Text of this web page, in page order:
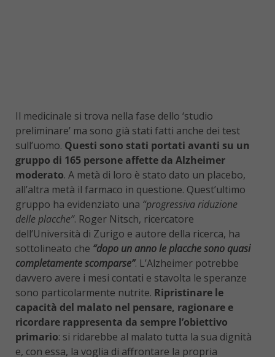
Il medicinale si trova nella fase dello ‘studio
preliminare’ ma sono già stati fatti anche dei test
sull’uomo. Questi sono stati portati avanti su un
gruppo di 165 persone affette da Alzheimer
moderato. A metà di loro è stato dato un placebo,
all’altra metà il farmaco in questione. Quest’ultimo
gruppo ha evidenziato una “progressiva riduzione
delle placche”. Roger Nitsch, ricercatore
dell’Università di Zurigo e autore della ricerca, ha
sottolineato che “dopo un anno le placche sono quasi
completamente scomparse”. L’Alzheimer potrebbe
davvero avere i mesi contati e stavolta le speranze
sono particolarmente nutrite. Ripristinare le
capacità del malato nel pensare, ragionare e
ricordare rappresenta da sempre l’obiettivo
primario: si ridarebbe al malato tutta la sua dignità
e, con essa, la voglia di affrontare la propria